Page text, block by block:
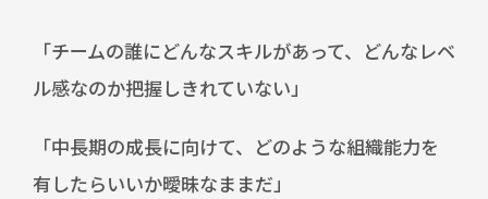
「チームの誰にどんなスキルがあって、どんなレベ
ル感なのか把握しきれていない」
「中長期の成長に向けて、どのような組織能力を
有したらいいか曖昧なままだ」